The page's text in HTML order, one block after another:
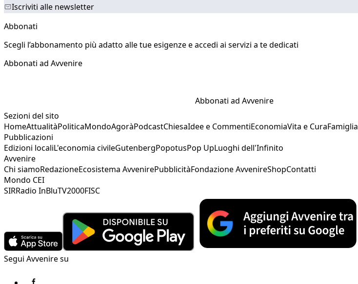
Iscriviti alle newsletter
Abbonati
Scegli l’abbonamento più adatto alle tue esigenze e accedi ai servizi a te dedicati
Abbonati ad Avvenire
Abbonati ad Avvenire
Sezioni del sito
HomeAttualitàPoliticaMondoAgoràPodcastChiesaIdee e CommentiEconomiaVita e CuraFamiglia
Pubblicazioni
Edizioni localiL'economia civileGutenbergPopotusPop UpLuoghi dell'Infinito
Avvenire
Chi siamoRedazioneEcosistema AvvenirePubblicitàFondazione AvvenireShopContatti
Mondo CEI
SIRRadio InBluTV2000FISC
Segui Avvenire su